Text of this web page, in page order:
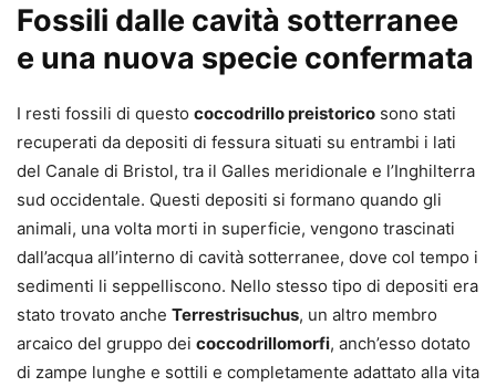
Fossili dalle cavità sotterranee
e una nuova specie confermata
I resti fossili di questo coccodrillo preistorico sono stati
recuperati da depositi di fessura situati su entrambi i lati
del Canale di Bristol, tra il Galles meridionale e l’Inghilterra
sud occidentale. Questi depositi si formano quando gli
animali, una volta morti in superficie, vengono trascinati
dall’acqua all’interno di cavità sotterranee, dove col tempo i
sedimenti li seppelliscono. Nello stesso tipo di depositi era
stato trovato anche Terrestrisuchus, un altro membro
arcaico del gruppo dei coccodrillomorfi, anch’esso dotato
di zampe lunghe e sottili e completamente adattato alla vita